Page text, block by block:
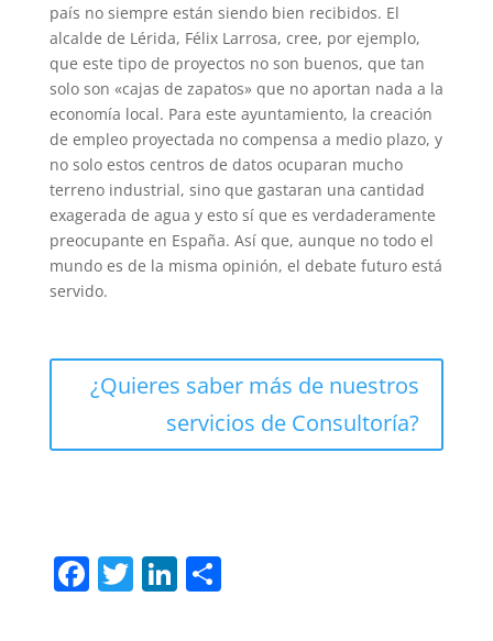
país no siempre están siendo bien recibidos. El
alcalde de Lérida, Félix Larrosa, cree, por ejemplo,
que este tipo de proyectos no son buenos, que tan
solo son «cajas de zapatos» que no aportan nada a la
economía local. Para este ayuntamiento, la creación
de empleo proyectada no compensa a medio plazo, y
no solo estos centros de datos ocuparan mucho
terreno industrial, sino que gastaran una cantidad
exagerada de agua y esto sí que es verdaderamente
preocupante en España. Así que, aunque no todo el
mundo es de la misma opinión, el debate futuro está
servido.
¿Quieres saber más de nuestros
servicios de Consultoría?
F T Li C